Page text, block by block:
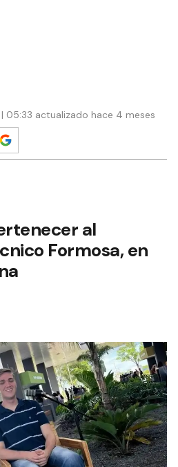
05:33 actualizado hace 4 meses
al
Formosa, en